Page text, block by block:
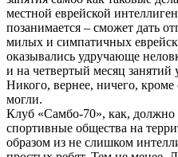
местной еврейской
позанимается – сможет дать
милых и симпатичных
оказывались удручающе
и на четвертый месяц занятий
Никого, вернее, ничего,
могли.
Клуб «Самбо-70», как, должно
спортивные общества на
образом из не слишком